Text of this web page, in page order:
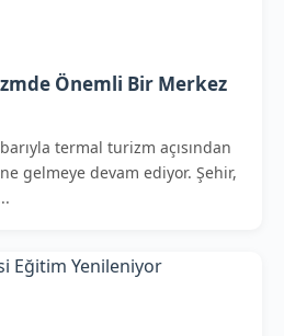
Önemli Bir Merkez
termal turizm açısından
gelmeye devam ediyor. Şehir,